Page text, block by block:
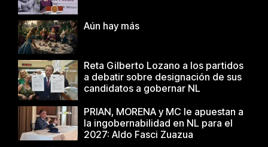
Aún hay más
Reta Gilberto Lozano a los partidos
a debatir sobre designación de sus
candidatos a gobernar NL
PRIAN, MORENA y MC le apuestan a
la ingobernabilidad en NL para el
2027: Aldo Fasci Zuazua